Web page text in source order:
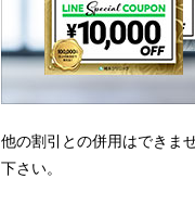
他の割引との併用はできま
下さい。